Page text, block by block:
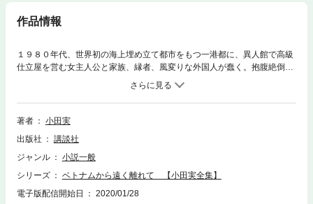
作品情報
１９８０年代、世界初の海上埋め立て都市をもつ一港都に、異人館で高級
仕立屋を営む女主人公と家族、縁者、風変りな外国人が蠢く。抱腹絶倒の
過剰な性の倒錯、欲望、虚栄が渦まく中、人は何のために生きているの
か？ と問うようにベトナム戦争の影がつきまとう。かつて「ベトナム」
は世界の中心だったがもう誰もふれようとしない。ベトナムから遠く離れ
た世界、人間はどこへ行くのか？ ディエンビエンフー、パリ、カマウ
著者
小田実
出版社
講談社
ジャンル
小説一般
シリーズ
ベトナムから遠く離れて 【小田実全集】
電子版配信開始日
2020/01/28